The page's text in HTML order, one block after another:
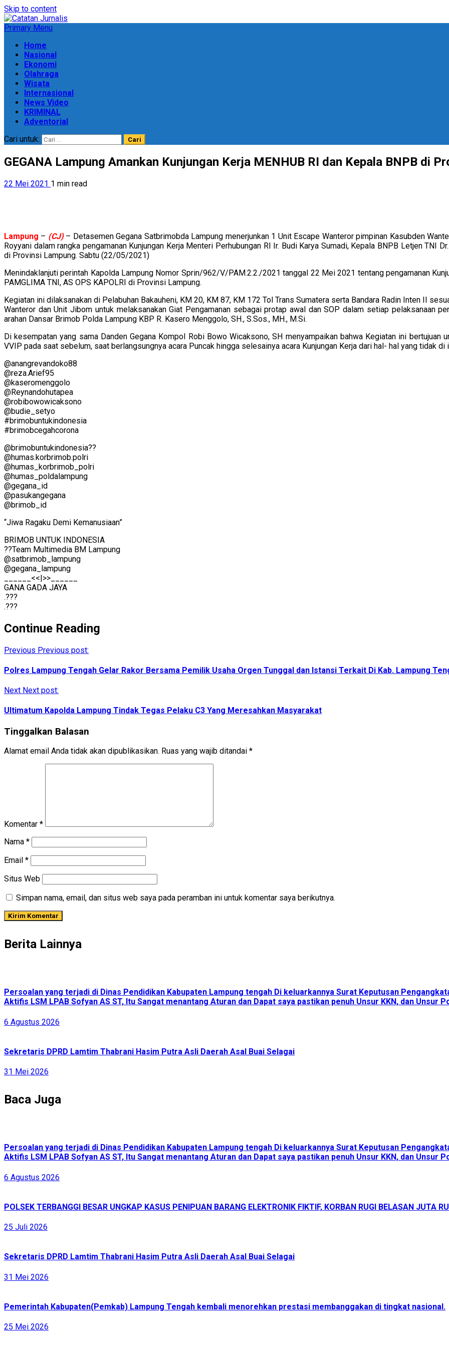
Skip to content
Primary Menu
Home
Nasional
Ekonomi
Olahraga
Wisata
Internasional
News Video
KRIMINAL
Adventorial
Cari untuk:
GEGANA Lampung Amankan Kunjungan Kerja MENHUB RI dan Kepala BNPB di
22 Mei 2021 1 min read
Lampung – (CJ)– Detasemen Gegana Satbrimobda Lampung menerjunkan 1 Unit Escape Wanteror pimpinan Kasubden
Royyani dalam rangka pengamanan Kunjungan Kerja Menteri Perhubungan RI Ir. Budi Karya Sumadi, Kepala BNPB Letjen TNI
di Provinsi Lampung. Sabtu (22/05/2021)
Menindaklanjuti perintah Kapolda Lampung Nomor Sprin/962/V/PAM.2.2./2021 tanggal 22 Mei 2021 tentang pengamanan
PAMGLIMA TNI, AS OPS KAPOLRI di Provinsi Lampung.
Kegiatan ini dilaksanakan di Pelabuhan Bakauheni, KM 20, KM 87, KM 172 Tol Trans Sumatera serta Bandara Radin Inten II
Wanteror dan Unit Jibom untuk melaksanakan Giat Pengamanan sebagai protap awal dan SOP dalam setiap pelaksanaan
arahan Dansar Brimob Polda Lampung KBP R. Kasero Menggolo, SH., S.Sos., MH., M.Si.
Di kesempatan yang sama Danden Gegana Kompol Robi Bowo Wicaksono, SH menyampaikan bahwa Kegiatan ini bertujuan
VVIP pada saat sebelum, saat berlangsungnya acara Puncak hingga selesainya acara Kunjungan Kerja dari hal- hal yang tidak di
@anangrevandoko88
@reza.Arief95
@kaseromenggolo
@Reynandohutapea
@robibowowicaksono
@budie_setyo
#brimobuntukindonesia
#brimobcegahcorona
@brimobuntukindonesia??
@humas.korbrimob.polri
@humas_korbrimob_polri
@humas_poldalampung
@gegana_id
@pasukangegana
@brimob_id
“Jiwa Ragaku Demi Kemanusiaan”
BRIMOB UNTUK INDONESIA
??Team Multimedia BM Lampung
@satbrimob_lampung
@gegana_lampung
______<<|>>______
GANA GADA JAYA
.???
.???
Continue Reading
Previous Previous post:
Polres Lampung Tengah Gelar Rakor Bersama Pemilik Usaha Orgen Tunggal dan Istansi Terkait Di Kab. Lampung
Next Next post:
Ultimatum Kapolda Lampung Tindak Tegas Pelaku C3 Yang Meresahkan Masyarakat
Tinggalkan Balasan
Alamat email Anda tidak akan dipublikasikan. Ruas yang wajib ditandai *
Komentar *
Nama *
Email *
Situs Web
Simpan nama, email, dan situs web saya pada peramban ini untuk komentar saya berikutnya.
Berita Lainnya
Persoalan yang terjadi di Dinas Pendidikan Kabupaten Lampung tengah Di keluarkannya Surat Keputusan
Aktifis LSM LPAB Sofyan AS ST, Itu Sangat menantang Aturan dan Dapat saya pastikan penuh Unsur KKN, dan Unsur
6 Agustus 2026
Sekretaris DPRD Lamtim Thabrani Hasim Putra Asli Daerah Asal Buai Selagai
31 Mei 2026
Baca Juga
Persoalan yang terjadi di Dinas Pendidikan Kabupaten Lampung tengah Di keluarkannya Surat Keputusan
Aktifis LSM LPAB Sofyan AS ST, Itu Sangat menantang Aturan dan Dapat saya pastikan penuh Unsur KKN, dan Unsur
6 Agustus 2026
POLSEK TERBANGGI BESAR UNGKAP KASUS PENIPUAN BARANG ELEKTRONIK FIKTIF, KORBAN RUGI BELASAN JUTA
25 Juli 2026
Sekretaris DPRD Lamtim Thabrani Hasim Putra Asli Daerah Asal Buai Selagai
31 Mei 2026
Pemerintah Kabupaten(Pemkab) Lampung Tengah kembali menorehkan prestasi membanggakan di tingkat nasional.
25 Mei 2026